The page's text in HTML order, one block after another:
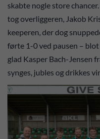
skabte nogle store
tog overliggeren, Jakob
keeperen, der dog
førte 1-0 ved pausen –
glad Kasper Bach-Jensen
synges, jubles og drikkes